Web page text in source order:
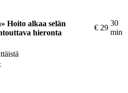
Hoito alkaa selän
hieronta
€ 29
30
min